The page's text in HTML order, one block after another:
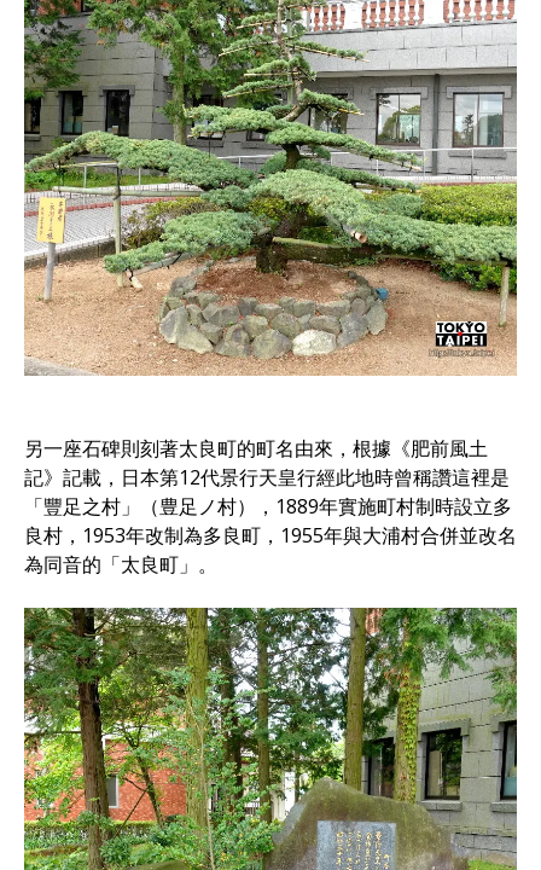
另一座石碑則刻著太良町的町名由來，根據《肥前風土
記》記載，日本第12代景行天皇行經此地時曾稱讚這裡是
「豐足之村」（豊足ノ村），1889年實施町村制時設立多
良村，1953年改制為多良町，1955年與大浦村合併並改名
為同音的「太良町」。